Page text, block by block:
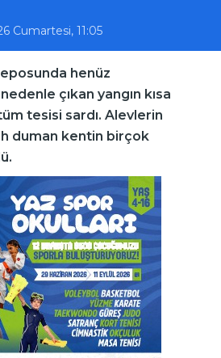
Cumartesi, 11:05
henüz
çıkan yangın kısa
tesisi sardı. Alevlerin
duman kentin birçok